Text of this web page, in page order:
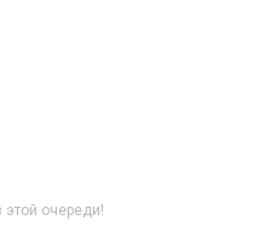
этой очереди!